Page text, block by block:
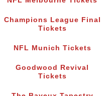
Champions League Final
Tickets
NFL Munich Tickets
Goodwood Revival
Tickets